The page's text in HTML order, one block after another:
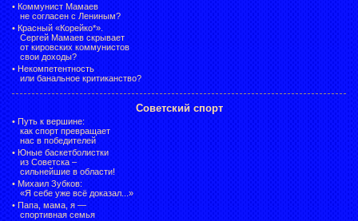
• Коммунист Мамаев
не согласен с Лениным?
• Красный «Корейко*».
Сергей Мамаев скрывает
от кировских коммунистов
свои доходы?
• Некомпетентность
или банальное критиканство?
Советский спорт
• Путь к вершине:
как спорт превращает
нас в победителей
• Юные баскетболистки
из Советска –
сильнейшие в области!
• Михаил Зубков:
«Я себе уже всё доказал...»
• Папа, мама, я —
спортивная семья